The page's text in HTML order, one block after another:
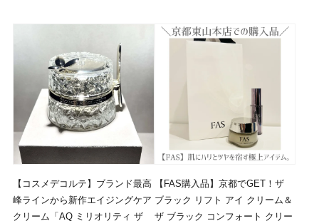
【コスメデコルテ】ブランド最高
峰ラインから新作エイジングケア
クリーム「AQ ミリオリティ ザ
⁠【FAS購入品】京都でGET！ザ
ブラック リフト アイ クリーム＆
ザ ブラック コンフォート クリー